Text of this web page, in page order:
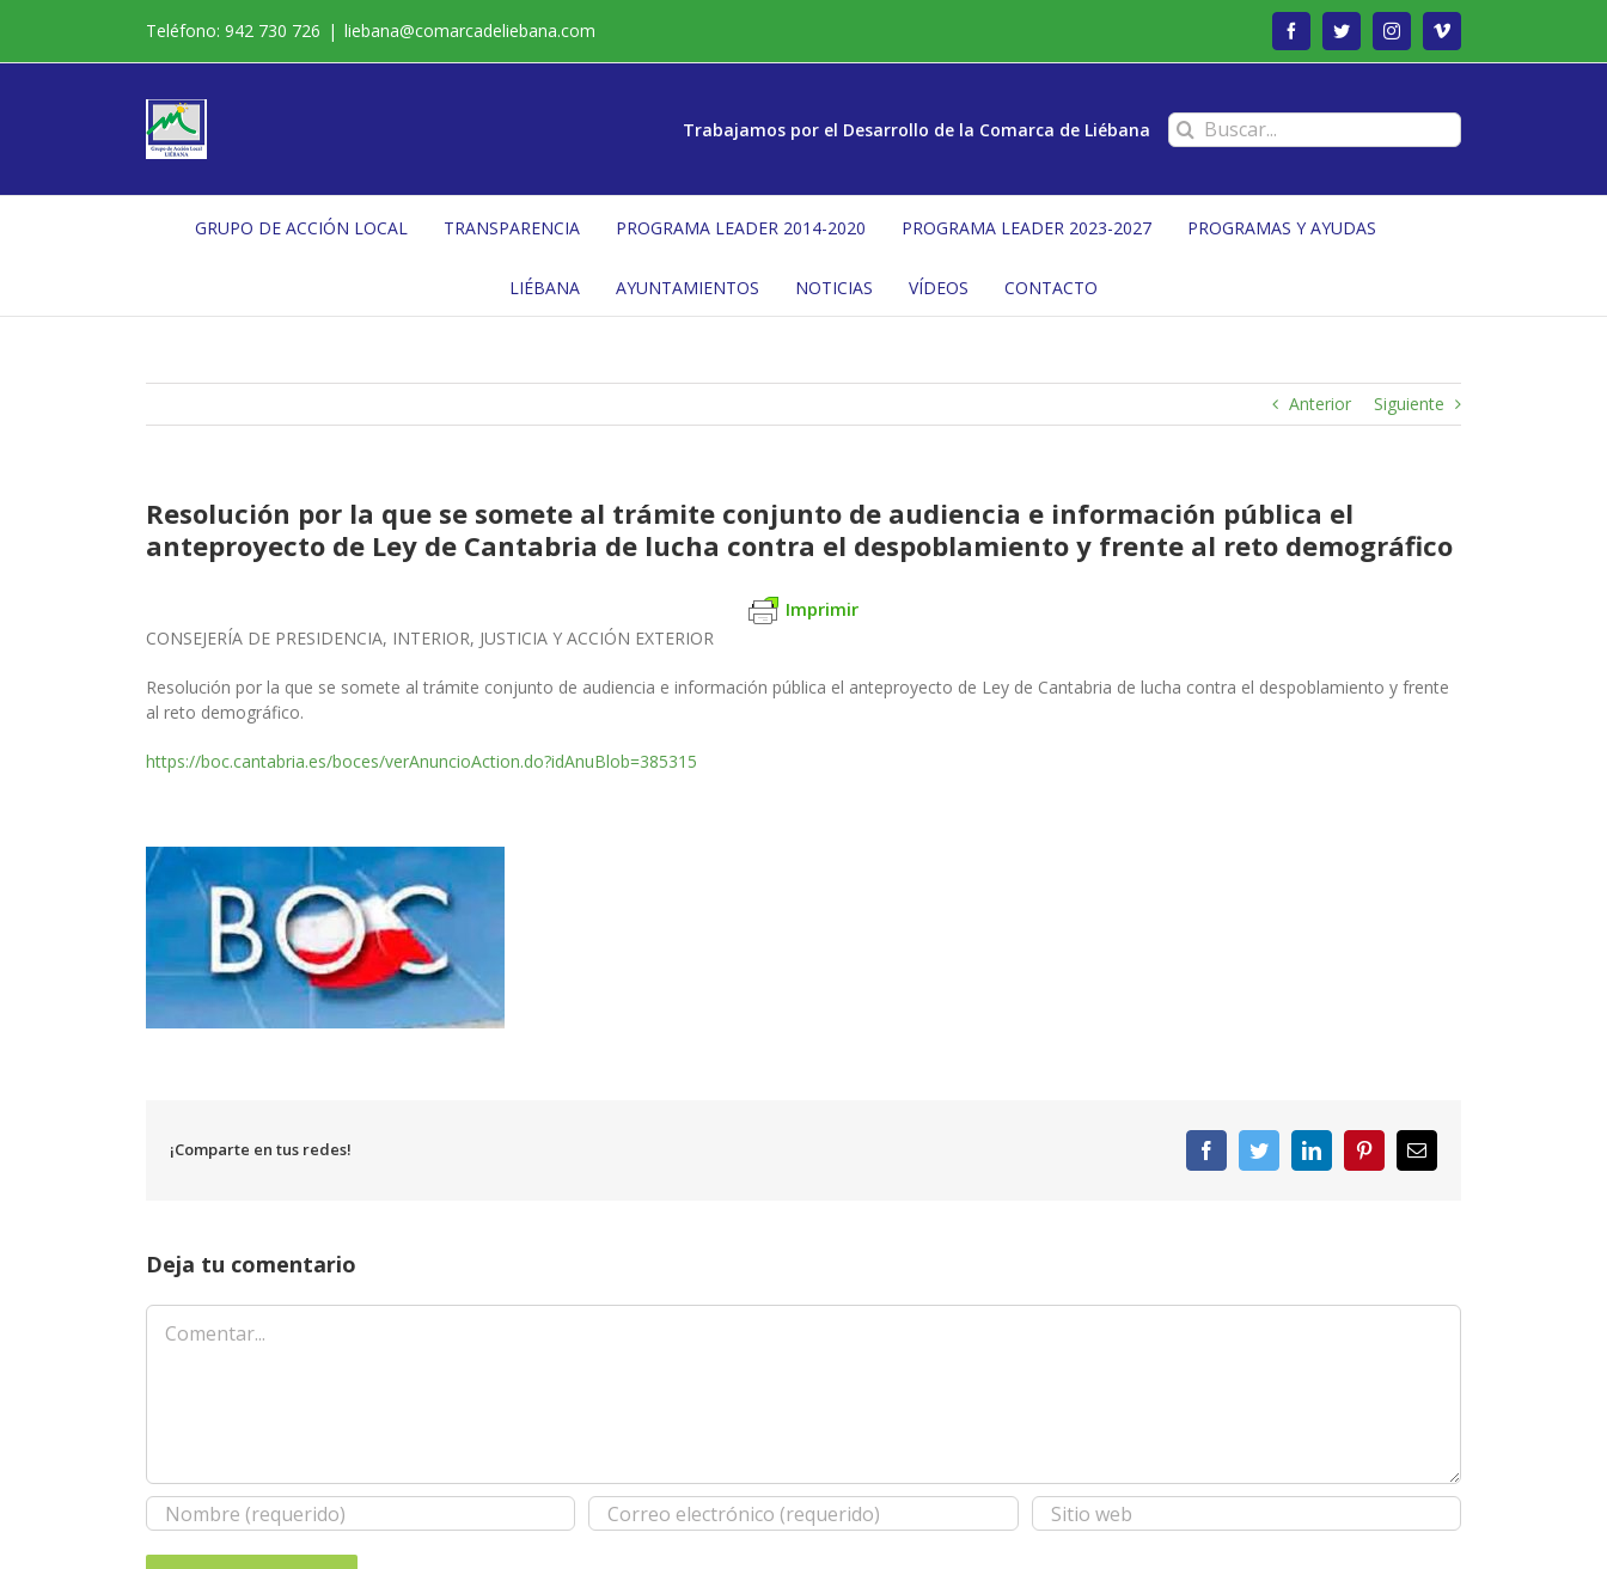
contenido
Teléfono: 942 730 726 | liebana@comarcadeliebana.com FacebookTwitterInstagramVimeo
Trabajamos por el Desarrollo de la Comarca de Liébana Buscar:
GRUPO DE ACCIÓN LOCAL TRANSPARENCIA PROGRAMA LEADER 2014-2020 PROGRAMA LEADER 2023-2027 PROGRAMAS Y AYUDAS
LIÉBANA AYUNTAMIENTOS NOTICIAS VÍDEOS CONTACTO
Anterior Siguiente
Resolución por la que se somete al trámite conjunto de audiencia e información pública el
anteproyecto de Ley de Cantabria de lucha contra el despoblamiento y frente al reto demográfico
Imprimir
CONSEJERÍA DE PRESIDENCIA, INTERIOR, JUSTICIA Y ACCIÓN EXTERIOR
Resolución por la que se somete al trámite conjunto de audiencia e información pública el anteproyecto de Ley de Cantabria de lucha contra el despoblamiento y frente
al reto demográfico.
https://boc.cantabria.es/boces/verAnuncioAction.do?idAnuBlob=385315
¡Comparte en tus redes! FacebookTwitterLinkedInPinterestCorreo
electrónico
Deja tu comentario
Comentar